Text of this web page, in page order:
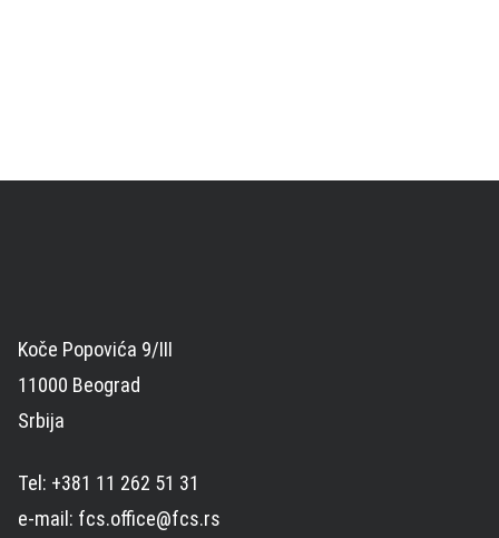
Koče Popovića 9/III
11000 Beograd
Srbija
Tel: +381 11 262 51 31
e-mail: fcs.office@fcs.rs